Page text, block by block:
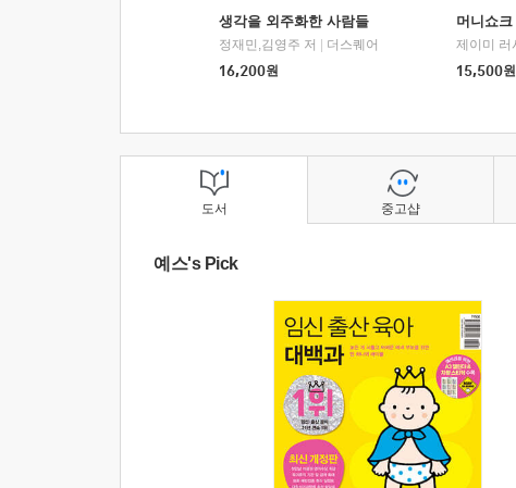
생각을 외주화한 사람들
정재민,김영주 저
더스퀘어
16,200원
머니쇼크
15,500원
도서
예스's Pick
중고샵